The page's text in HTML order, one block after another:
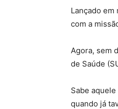
Lançado em
com a
Agora, sem
de Saúde
Sabe
quando já